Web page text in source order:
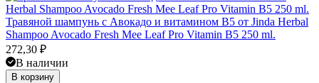
Травяной шампунь с Авокадо и витамином B5 от Jinda Herbal
Shampoo Avocado Fresh Mee Leaf Pro Vitamin B5 250 ml.
272,30 ₽
В наличии
В корзину